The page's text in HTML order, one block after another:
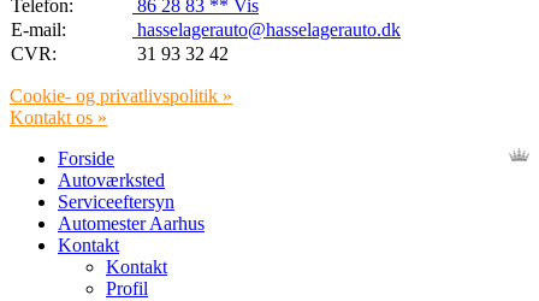
Telefon:
86 28 83 ** Vis
E-mail:
hasselagerauto@hasselagerauto.dk
CVR:
31 93 32 42
Cookie- og privatlivspolitik »
Kontakt os »
Forside
Autoværksted
Serviceeftersyn
Automester Aarhus
Kontakt
Kontakt
Profil